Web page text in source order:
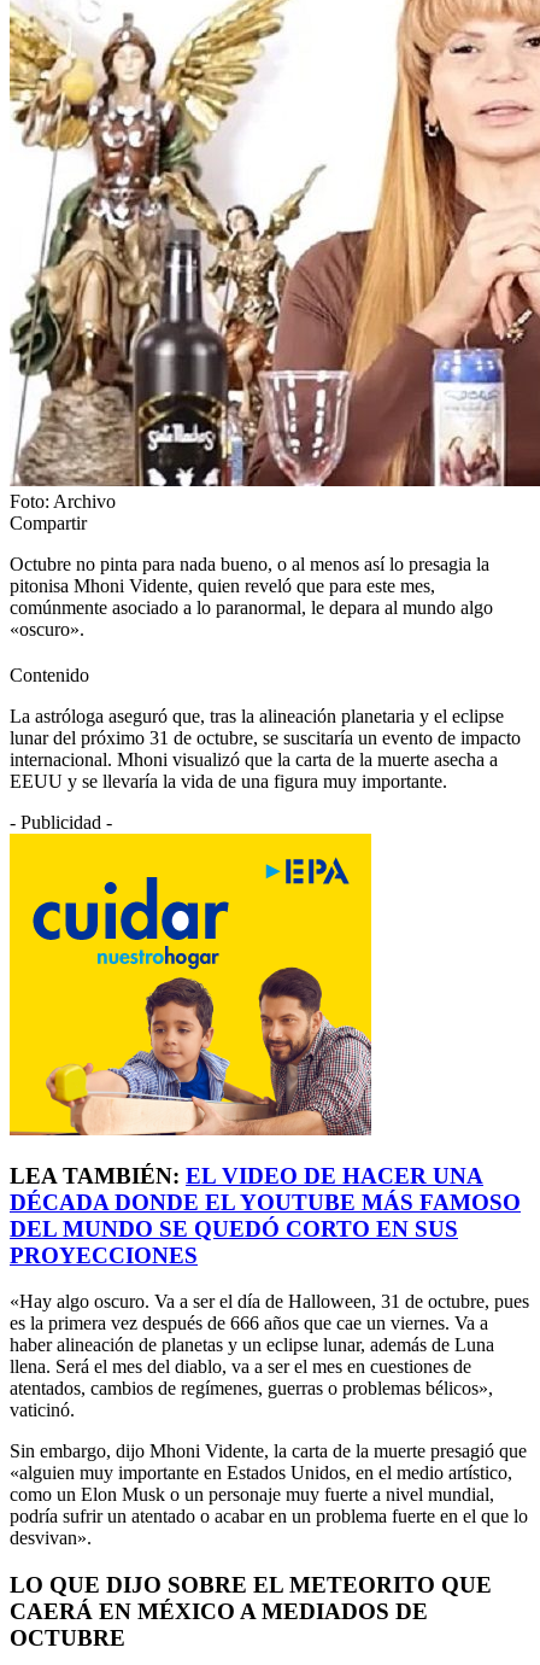
Foto: Archivo
Compartir
Octubre no pinta para nada bueno, o al menos así lo presagia la
pitonisa Mhoni Vidente, quien reveló que para este mes,
comúnmente asociado a lo paranormal, le depara al mundo algo
«oscuro».
Contenido
La astróloga aseguró que, tras la alineación planetaria y el eclipse
lunar del próximo 31 de octubre, se suscitaría un evento de impacto
internacional. Mhoni visualizó que la carta de la muerte asecha a
EEUU y se llevaría la vida de una figura muy importante.
- Publicidad -
LEA TAMBIÉN: EL VIDEO DE HACER UNA
DÉCADA DONDE EL YOUTUBE MÁS FAMOSO
DEL MUNDO SE QUEDÓ CORTO EN SUS
PROYECCIONES
«Hay algo oscuro. Va a ser el día de Halloween, 31 de octubre, pues
es la primera vez después de 666 años que cae un viernes. Va a
haber alineación de planetas y un eclipse lunar, además de Luna
llena. Será el mes del diablo, va a ser el mes en cuestiones de
atentados, cambios de regímenes, guerras o problemas bélicos»,
vaticinó.
Sin embargo, dijo Mhoni Vidente, la carta de la muerte presagió que
«alguien muy importante en Estados Unidos, en el medio artístico,
como un Elon Musk o un personaje muy fuerte a nivel mundial,
podría sufrir un atentado o acabar en un problema fuerte en el que lo
desvivan».
LO QUE DIJO SOBRE EL METEORITO QUE
CAERÁ EN MÉXICO A MEDIADOS DE
OCTUBRE